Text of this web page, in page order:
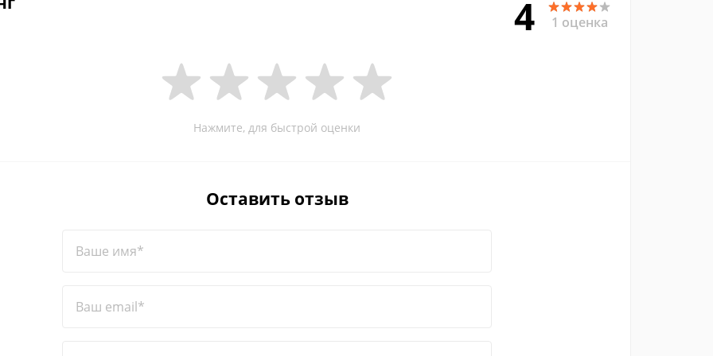
4 1 оценка
Нажмите, для быстрой оценки
Оставить отзыв
Ваше имя*
Ваш email*